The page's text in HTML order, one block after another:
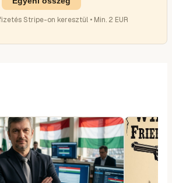
Stripe-on keresztül • Min. 2 EUR